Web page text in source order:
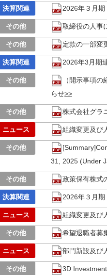
2026年３月
取締役の人事
定款の一部変
2026年3月期
（開示事項
らせ
株式会社グラ
組織変更及び
31, 2025 (Under
政策保有株式
2026年３月
組織変更及び
希望退職者募
部門新設及び
3D